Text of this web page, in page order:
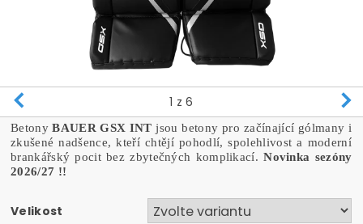
1 z 6
BetonyBAUER GSX INT jsou betony pro začínající gólmany i
zkušené nadšence, kteří chtějí pohodlí, spolehlivost a moderní
brankářský pocit bez zbytečných komplikací.Novinka sezóny
2026/27 !!
Velikost